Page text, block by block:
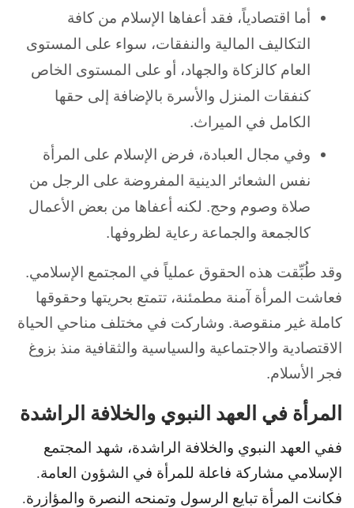
أما اقتصادياً، فقد أعفاها الإسلام من كافة
التكاليف المالية والنفقات، سواء على المستوى
العام كالزكاة والجهاد، أو على المستوى الخاص
كنفقات المنزل والأسرة بالإضافة إلى حقها
الكامل في الميراث.
وفي مجال العبادة، فرض الإسلام على المرأة
نفس الشعائر الدينية المفروضة على الرجل من
صلاة وصوم وحج. لكنه أعفاها من بعض الأعمال
كالجمعة والجماعة رعاية لظروفها.
وقد طُبِّقت هذه الحقوق عملياً في المجتمع الإسلامي.
فعاشت المرأة آمنة مطمئنة، تتمتع بحريتها وحقوقها
كاملة غير منقوصة. وشاركت في مختلف مناحي الحياة
الاقتصادية والاجتماعية والسياسية والثقافية منذ بزوغ
فجر الأسلام.
المرأة في العهد النبوي والخلافة الراشدة
ففي العهد النبوي والخلافة الراشدة، شهد المجتمع
الإسلامي مشاركة فاعلة للمرأة في الشؤون العامة.
فكانت المرأة تبايع الرسول وتمنحه النصرة والمؤازرة.